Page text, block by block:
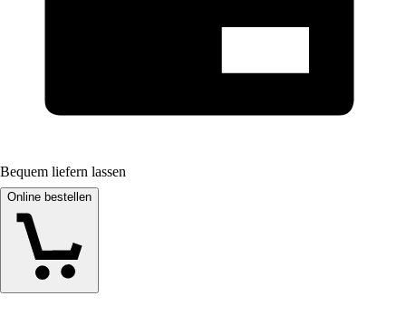
Bequem liefern lassen
Online bestellen